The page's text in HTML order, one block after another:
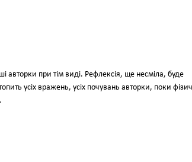
авторки при тім виді. Рефлексія, ще несміла, буде
усіх вражень, усіх почувань авторки, поки